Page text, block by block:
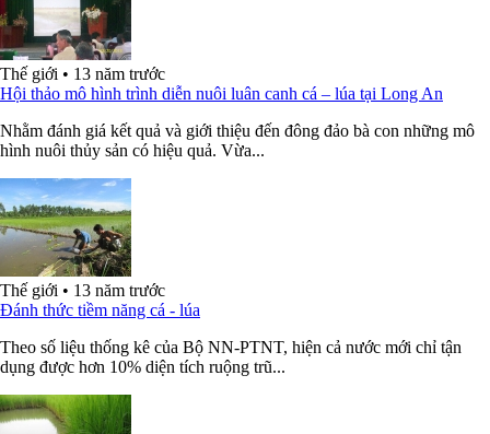
Thế giới • 13 năm trước
Hội thảo mô hình trình diễn nuôi luân canh cá – lúa tại Long An
Nhằm đánh giá kết quả và giới thiệu đến đông đảo bà con những mô
hình nuôi thủy sản có hiệu quả. Vừa...
Thế giới • 13 năm trước
Đánh thức tiềm năng cá - lúa
Theo số liệu thống kê của Bộ NN-PTNT, hiện cả nước mới chỉ tận
dụng được hơn 10% diện tích ruộng trũ...